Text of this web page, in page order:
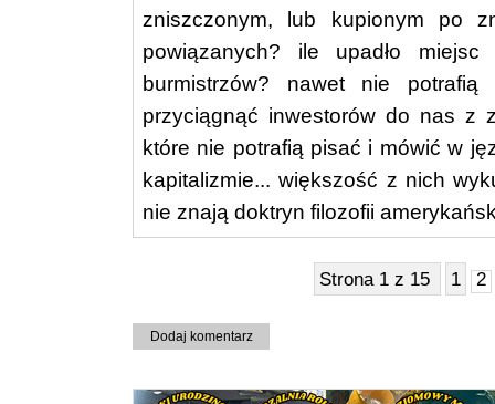
zniszczonym, lub kupionym po
powiązanych? ile upadło
burmistrzów? nawet nie
przyciągnąć inwestorów do nas z
które nie potrafią pisać i mówić w
kapitalizmie... większość z nich
nie znają doktryn filozofii
Strona 1 z 15 1 2
Dodaj komentarz